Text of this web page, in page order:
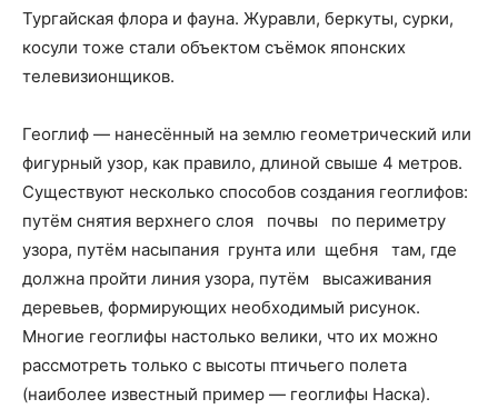
Тургайская флора и фауна. Журавли, беркуты, сурки,
косули тоже стали объектом съёмок японских
телевизионщиков.
Геоглиф — нанесённый на землю геометрический или
фигурный узор, как правило, длиной свыше 4 метров.
Существуют несколько способов создания геоглифов:
путём снятия верхнего слоя почвы по периметру
узора, путём насыпания грунта или щебня там, где
должна пройти линия узора, путём высаживания
деревьев, формирующих необходимый рисунок.
Многие геоглифы настолько велики, что их можно
рассмотреть только с высоты птичьего полета
(наиболее известный пример — геоглифы Наска).